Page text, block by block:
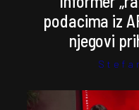
podacima iz
njegovi